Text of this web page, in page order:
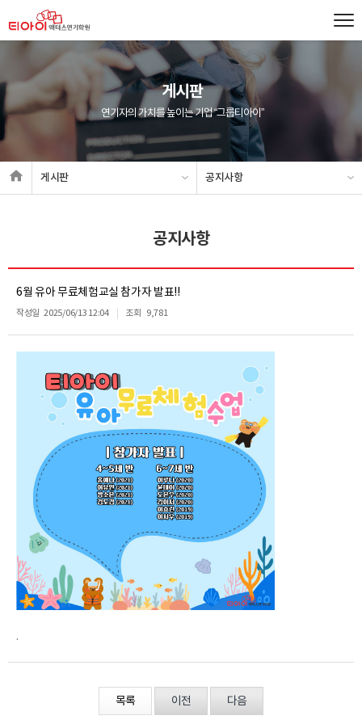
게시판
연기자의 가치를 높이는 기업 “그룹티아이”
게시판 공지사항
공지사항
6월 유아 무료체험교실 참가자 발표!!
작성일 2025/06/13 12:04 조회 9,781
.
목록 이전 다음